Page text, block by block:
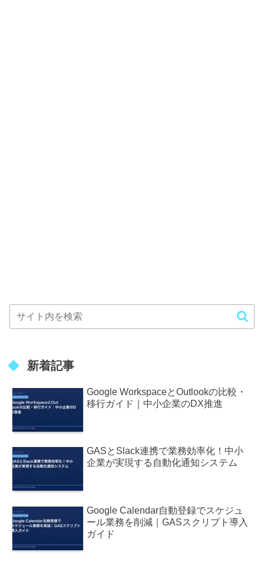
新着記事
Google WorkspaceとOutlookの比較・
移行ガイド｜中小企業のDX推進
GASとSlack連携で業務効率化！中小
企業が実現する自動化通知システム
Google Calendar自動登録でスケジュ
ール業務を削減｜GASスクリプト導入
ガイド